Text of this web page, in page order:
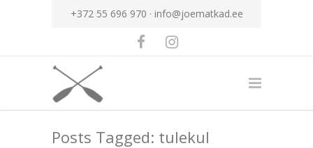
+372 55 696 970 · info@joematkad.ee
Posts Tagged: tulekul